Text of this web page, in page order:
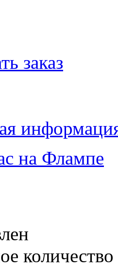
заказ
на Флампе